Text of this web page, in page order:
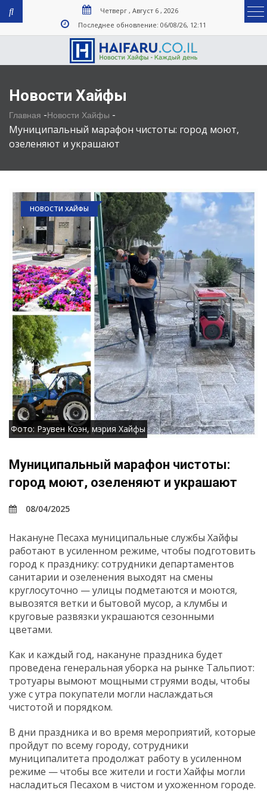
Четверг , Август 6 , 2026
Последнее обновление: 06/08/26, 12:11
Новости Хайфы
Главная -Новости Хайфы -
Муниципальный марафон чистоты: город моют,
озеленяют и украшают
НОВОСТИ ХАЙФЫ
Фото: Рэувен Коэн, мэрия Хайфы
Муниципальный марафон чистоты:
город моют, озеленяют и украшают
08/04/2025
Накануне Песаха муниципальные службы Хайфы
работают в усиленном режиме, чтобы подготовить
город к празднику: сотрудники департаментов
санитарии и озеленения выходят на смены
круглосуточно — улицы подметаются и моются,
вывозятся ветки и бытовой мусор, а клумбы и
круговые развязки украшаются сезонными
цветами.
Как и каждый год, накануне праздника будет
проведена генеральная уборка на рынке Тальпиот:
тротуары вымоют мощными струями воды, чтобы
уже с утра покупатели могли наслаждаться
чистотой и порядком.
В дни праздника и во время мероприятий, которые
пройдут по всему городу, сотрудники
муниципалитета продолжат работу в усиленном
режиме — чтобы все жители и гости Хайфы могли
насладиться Песахом в чистом и ухоженном городе.